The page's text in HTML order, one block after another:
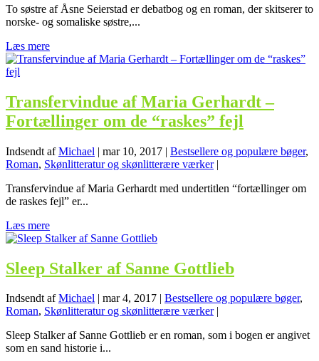
To søstre af Åsne Seierstad er debatbog og en roman, der skitserer to
norske- og somaliske søstre,...
Læs mere
Transfervindue af Maria Gerhardt –
Fortællinger om de “raskes” fejl
Indsendt afMichael | mar 10, 2017 | Bestsellere og populære bøger,
Roman, Skønlitteratur og skønlitterære værker|
Transfervindue af Maria Gerhardt med undertitlen “fortællinger om
de raskes fejl” er...
Læs mere
Sleep Stalker af Sanne Gottlieb
Indsendt afMichael | mar 4, 2017 | Bestsellere og populære bøger,
Roman, Skønlitteratur og skønlitterære værker|
Sleep Stalker af Sanne Gottlieb er en roman, som i bogen er angivet
som en sand historie i...